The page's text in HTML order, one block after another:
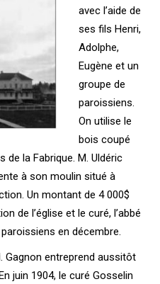
avec l’aide de
ses fils Henri,
Adolphe,
Eugène et un
groupe de
paroissiens.
On utilise le
bois coupé
la Fabrique. M. Uldéric
à son moulin situé à
Un montant de 4 000$
de l’église et le curé, l’abbé
en décembre.
Gagnon entreprend aussitôt
juin 1904, le curé Gosselin